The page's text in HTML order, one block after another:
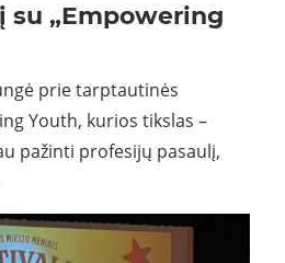
su „Empowering
prie tarptautinės
Youth, kurios tikslas –
pažinti profesijų pasaulį,